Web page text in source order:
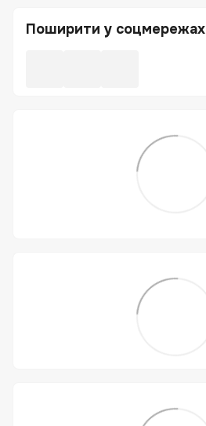
Поширити у соцмережах